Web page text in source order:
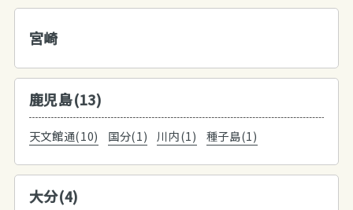
宮崎
鹿児島(13)
天文館通(10) 国分(1) 川内(1) 種子島(1)
大分(4)